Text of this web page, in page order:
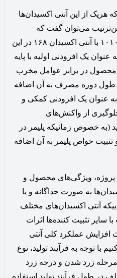
هریک از این آنتی اکسیدان‌ها
می‌توان گفت که
مهم‌ترین تفاوت آنتی اکسیدان ۱۰۱۰ با آنتی اکسیدان ۱۶۸ در این
که؛ آنتی اکسیدان ۱۰۱۰ به عنوان یک افزودنی اولیه با پایه
در برابر عوامل مخرب
طول دوره مصرف به آن اضافه
می‌شود اما آنتی اکسیدان ۱۶۸ به عنوان یک افزودنی کمکی و
جلوگیری از واکنش‌های
(به خصوص زمانیکه پلیمر در
خواص پلیمر به آن اضافه
پروژه، ویژگی‌های محصول و
به صورت جداگانه و یا
آنتی اکسیدان‌های مختلف
ترکیب با سایر تثبیت کننده‌ها اثرات
افزایش عملکرد کلی آنتی
با توجه به فرآیند تولید، نوع
مرحله زرد شدن و درجه زرد
در طول فرآیند تولید استفاده